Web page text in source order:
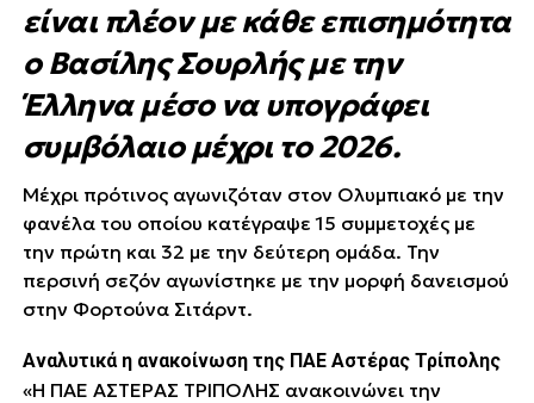
είναι πλέον με κάθε επισημότητα
ο Βασίλης Σουρλής με την
Έλληνα μέσο να υπογράφει
συμβόλαιο μέχρι το 2026.
Μέχρι πρότινος αγωνιζόταν στον Ολυμπιακό με την
φανέλα του οποίου κατέγραψε 15 συμμετοχές με
την πρώτη και 32 με την δεύτερη ομάδα. Την
περσινή σεζόν αγωνίστηκε με την μορφή δανεισμού
στην Φορτούνα Σιτάρντ.
Αναλυτικά η ανακοίνωση της ΠΑΕ Αστέρας Τρίπολης
«Η ΠΑΕ ΑΣΤΕΡΑΣ ΤΡΙΠΟΛΗΣ ανακοινώνει την